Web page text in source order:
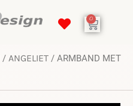
0
/ ANGELIET / ARMBAND MET